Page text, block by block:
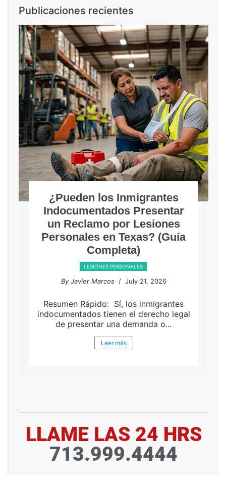
Publicaciones recientes
¿Pueden los Inmigrantes
Presentar
un Reclamo por Lesiones
en Texas? (Guía
Completa)
LESIONES PERSONALES
By Javier Marcos / July 21, 2026
Rápido: Sí, los inmigrantes
tienen el derecho legal
de presentar una demanda o...
LLAME LAS 24 HRS
713.999.4444